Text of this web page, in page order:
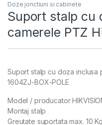
Doze jonctiuni si cabinete
Suport stalp cu
camerele PTZ
Suport stalp cu doza inclusa
1604ZJ-BOX-POLE
Model / producator
Montaj stalp
Greutate suportata max. 10